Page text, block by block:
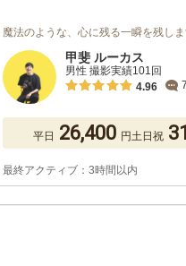
魔法のような、心に残る一瞬を残しま
甲斐 ルーカス
男性 撮影実績101回
4.96
平日 26,400 円土日祝
最終アクティブ：3時間以内